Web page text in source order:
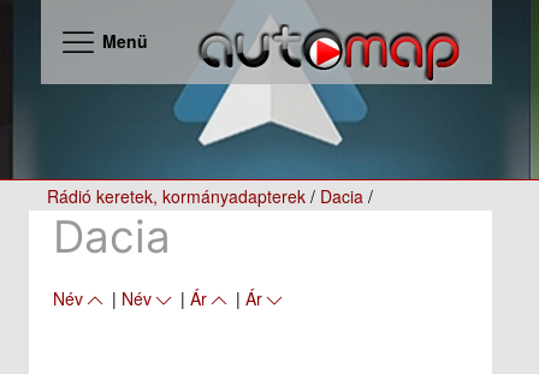
Menü
Rádió keretek, kormányadapterek/ Dacia/
Dacia
Név | Név | Ár | Ár